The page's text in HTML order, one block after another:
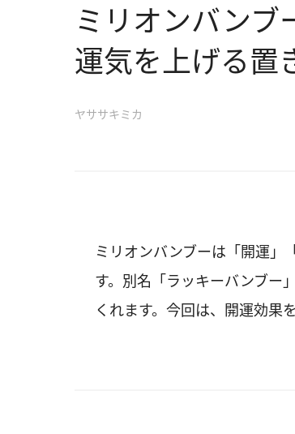
ミリオンバン
運気を上げる置
ヤササキミカ
ミリオンバンブーは「開運」
す。別名「ラッキーバンブー
くれます。今回は、開運効果